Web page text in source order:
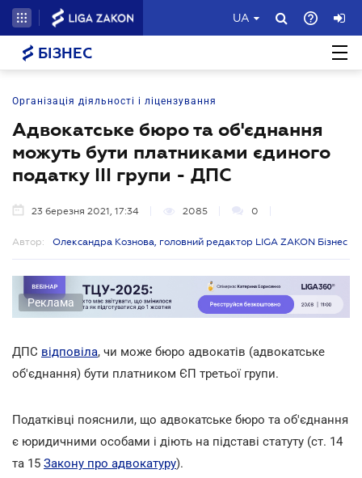
UA
БІЗНЕС
Організація діяльності і ліцензування
Адвокатське бюро та об'єднання
можуть бути платниками єдиного
податку III групи - ДПС
23 березня 2021, 17:34 2085 0
Автор: Олександра Кознова, головний редактор LIGA ZAKON Бізнес
Реклама
ДПС відповіла, чи може бюро адвокатів (адвокатське
об'єднання) бути платником ЄП третьої групи.
Податківці пояснили, що адвокатське бюро та об'єднання
є юридичними особами і діють на підставі статуту (ст. 14
та 15 Закону про адвокатуру).